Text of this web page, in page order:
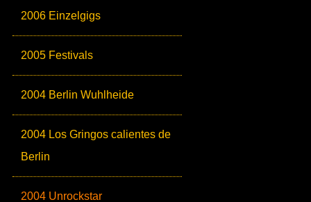
2006 Einzelgigs
2005 Festivals
2004 Berlin Wuhlheide
2004 Los Gringos calientes de
Berlin
2004 Unrockstar